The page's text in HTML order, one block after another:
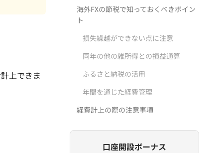
上できま
海外FXの節税で知っておくべきポイン
ト
損失繰越ができない点に注意
同年の他の雑所得との損益通算
ふるさと納税の活用
年間を通じた経費管理
経費計上の際の注意事項
口座開設ボーナス